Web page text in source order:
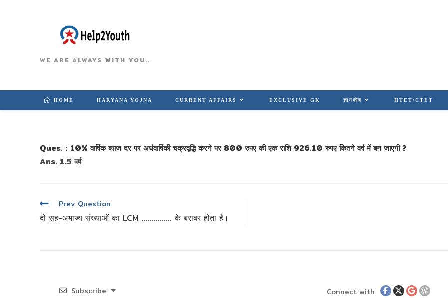
WE ARE ALWAYS WITH YOU..
HOME HARYANA YOJNA CURRENT AFFAIRS EXCLUSIVE GK ज्ञानकोष HTET/CTET
Ques. : 10% वार्षिक ब्याज दर पर अर्धवार्षिकी चक्रवृद्धि करने पर 800 रुपए की एक राशि 926.10 रुपए कितने वर्ष में बन जाएगी ?
Ans. 1.5 वर्ष
पोस्ट
नेविगेशन
Prev Question
दो सह-अभाज्य संख्याओं का LCM …………… के बराबर होता है।
Subscribe Connect with